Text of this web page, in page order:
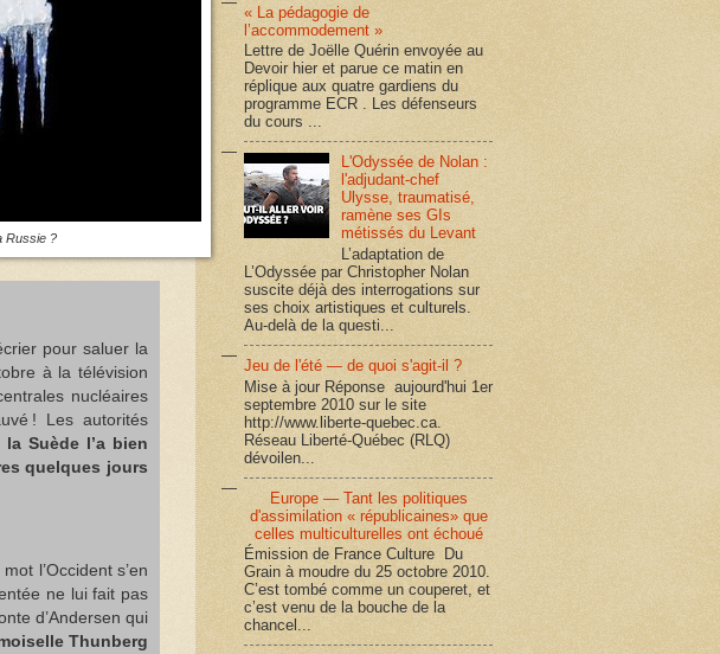
Russie ?
pour saluer la
à la télévision
nucléaires
! Les autorités
la Suède l’a bien
quelques jours
l’Occident s’en
ne lui fait pas
d’Andersen qui
Thunberg
« La pédagogie de
l’accommodement »
Lettre de Joëlle Quérin envoyée au
Devoir hier et parue ce matin en
réplique aux quatre gardiens du
programme ECR . Les défenseurs
du cours ...
L'Odyssée de Nolan :
l'adjudant-chef
Ulysse, traumatisé,
ramène ses GIs
métissés du Levant
L’adaptation de
L’Odyssée par Christopher Nolan
suscite déjà des interrogations sur
ses choix artistiques et culturels.
Au-delà de la questi...
Jeu de l'été — de quoi s'agit-il ?
Mise à jour Réponse aujourd'hui 1er
septembre 2010 sur le site
http://www.liberte-quebec.ca.
Réseau Liberté-Québec (RLQ)
dévoilen...
Europe — Tant les politiques
d'assimilation « républicaines» que
celles multiculturelles ont échoué
Émission de France Culture Du
Grain à moudre du 25 octobre 2010.
C’est tombé comme un couperet, et
c’est venu de la bouche de la
chancel...